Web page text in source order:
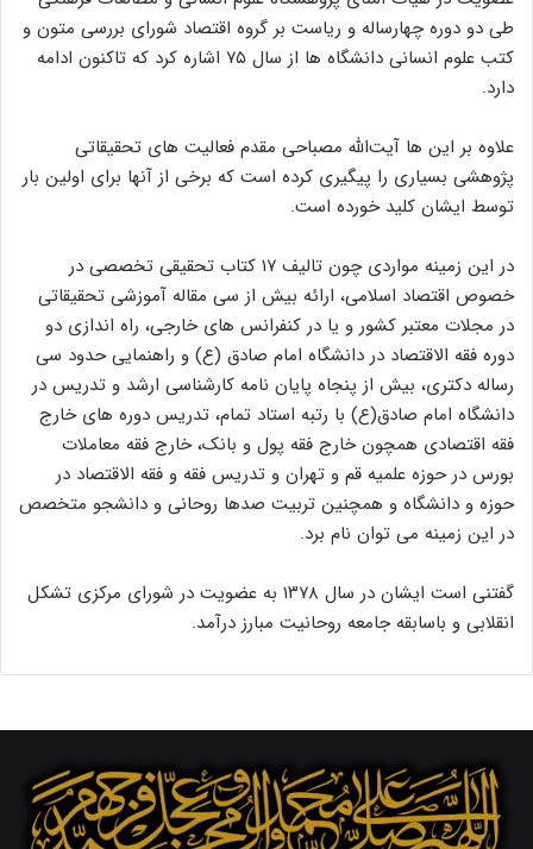
طی دو دوره چهارساله و ریاست بر گروه اقتصاد شورای بررسی متون و
کتب علوم انسانی دانشگاه ها از سال ۷۵ اشاره کرد که تاکنون ادامه
دارد.
علاوه بر این ها آیت‌الله مصباحی مقدم فعالیت های تحقیقاتی
پژوهشی بسیاری را پیگیری کرده است که برخی از آنها برای اولین بار
توسط ایشان کلید خورده است.
در این زمینه مواردی چون تالیف ۱۷ کتاب تحقیقی تخصصی در
خصوص اقتصاد اسلامی، ارائه بیش از سی مقاله آموزشی تحقیقاتی
در مجلات معتبر کشور و یا در کنفرانس های خارجی، راه اندازی دو
دوره فقه الاقتصاد در دانشگاه امام صادق (ع) و راهنمایی حدود سی
رساله دکتری، بیش از پنجاه پایان نامه کارشناسی ارشد و تدریس در
دانشگاه امام صادق(ع) با رتبه استاد تمام، تدریس دوره های خارج
فقه اقتصادی همچون خارج فقه پول و بانک، خارج فقه معاملات
بورس در حوزه علمیه قم و تهران و تدریس فقه و فقه الاقتصاد در
حوزه و دانشگاه و همچنین تربیت صدها روحانی و دانشجو متخصص
در این زمینه می توان نام برد.
گفتنی است ایشان در سال ۱۳۷۸ به عضویت در شورای مرکزی تشکل
انقلابی و باسابقه جامعه روحانیت مبارز درآمد.